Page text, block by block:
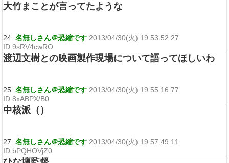
大竹まことが言ってたような
24: 名無しさん＠恐縮です 2013/04/30(火) 19:53:52.27
ID:9sRV4cwRO
渡辺文樹との映画製作現場について語ってほしいわ
25: 名無しさん＠恐縮です 2013/04/30(火) 19:55:16.77
ID:8xABPX/B0
中核派（）
27: 名無しさん＠恐縮です 2013/04/30(火) 19:57:49.11
ID:bPQHOVjZ0